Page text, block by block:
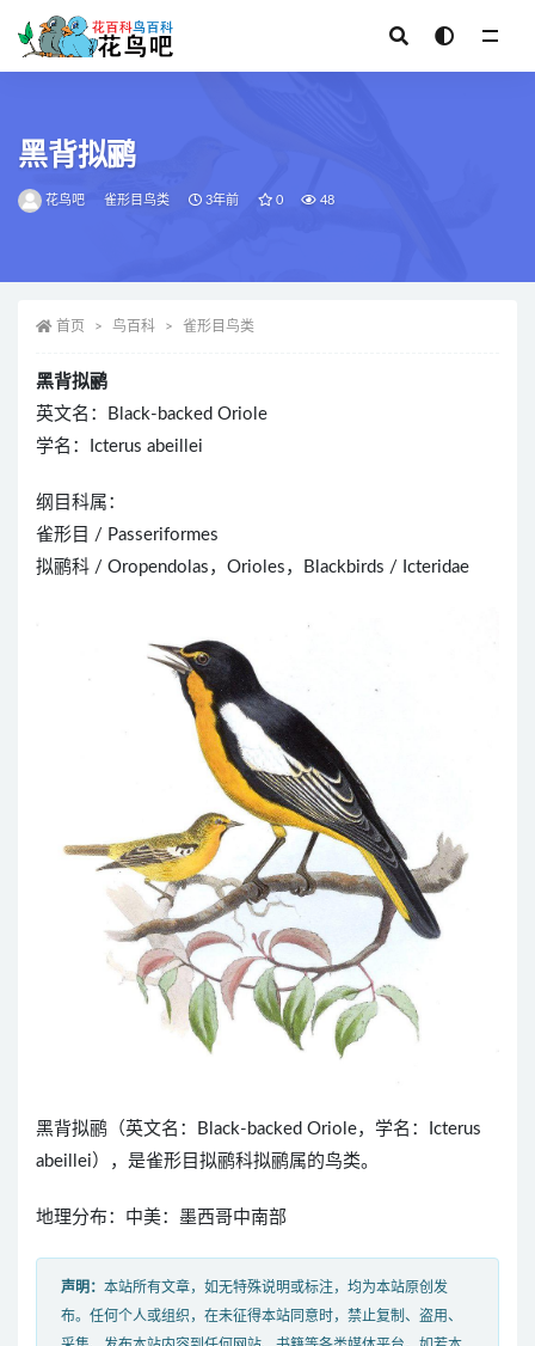
黑背拟鹂
花鸟吧 雀形目鸟类 3年前 0 48
首页 鸟百科 雀形目鸟类
黑背拟鹂
英文名：Black-backed Oriole
学名：Icterus abeillei
纲目科属：
雀形目 / Passeriformes
拟鹂科 / Oropendolas，Orioles，Blackbirds / Icteridae
黑背拟鹂（英文名：Black-backed Oriole，学名：Icterus
abeillei），是雀形目拟鹂科拟鹂属的鸟类。
地理分布：中美：墨西哥中南部
声明： 本站所有文章，如无特殊说明或标注，均为本站原创发
布。任何个人或组织，在未征得本站同意时，禁止复制、盗用、